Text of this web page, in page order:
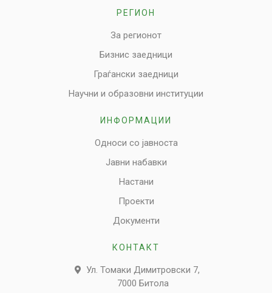
РЕГИОН
За регионот
Бизнис заедници
Граѓански заедници
Научни и образовни институции
ИНФОРМАЦИИ
Односи со јавноста
Јавни набавки
Настани
Проекти
Документи
КОНТАКТ
Ул. Томаки Димитровски 7,
7000 Битола